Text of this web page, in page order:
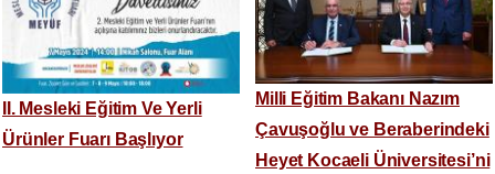
II. Mesleki Eğitim Ve Yerli
Ürünler Fuarı Başlıyor
Milli Eğitim Bakanı Nazım
Çavuşoğlu ve Beraberindeki
Heyet Kocaeli Üniversitesi’ni